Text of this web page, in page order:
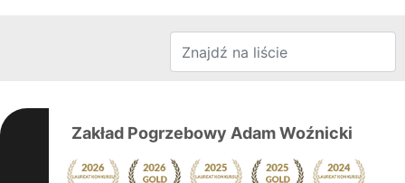
Zakład Pogrzebowy Adam Woźnicki